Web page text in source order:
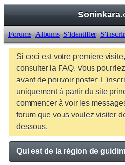
Soninkara
Forums Albums S'identifier
Si ceci est votre première
consulter la FAQ. Vous
avant de pouvoir poster:
uniquement à partir du site
commencer à voir les
forum que vous voulez visiter
dessous.
Qui est de la région de